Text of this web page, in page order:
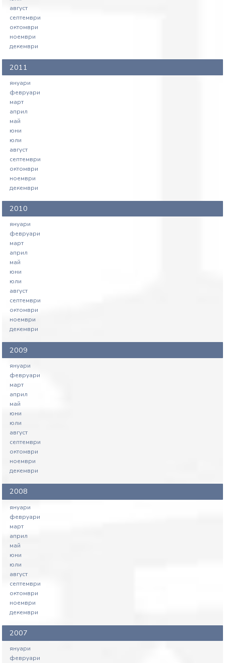
август
септември
октомври
ноември
декември
2011
януари
февруари
март
април
май
юни
юли
август
септември
октомври
ноември
декември
2010
януари
февруари
март
април
май
юни
юли
август
септември
октомври
ноември
декември
2009
януари
февруари
март
април
май
юни
юли
август
септември
октомври
ноември
декември
2008
януари
февруари
март
април
май
юни
юли
август
септември
октомври
ноември
декември
2007
януари
февруари